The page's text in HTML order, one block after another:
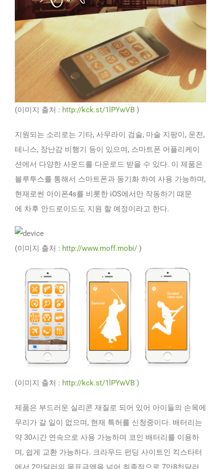
(이미지 출처 : http://kck.st/1lPYwVB )
지원되는 소리로는 기타, 사무라이 검술, 마술 지팡이, 운전,
테니스, 장난감 비행기 등이 있으며, 스마트폰 어플리케이
션에서 다양한 사운드를 다운로드 받을 수 있다. 이 제품은
블루투스를 통해서 스마트폰과 동기화 하여 사용 가능하며,
현재로썬 아이폰4s를 비롯한 iOS에서만 작동하기 때문
에 차후 안드로이드도 지원 할 예정이라고 한다.
(이미지 출처 : http://www.moff.mobi/ )
(이미지 출처 : http://kck.st/1lPYwVB )
제품은 부드러운 실리콘 재질로 되어 있어 아이들의 손목에
무리가 갈 일이 없으며, 현재 특허를 신청중이다. 배터리는
약 30시간 연속으로 사용 가능하며 코인 배터리를 이용하
며, 쉽게 교환 가능하다. 크라우드 펀딩 사이트인 킥스타터